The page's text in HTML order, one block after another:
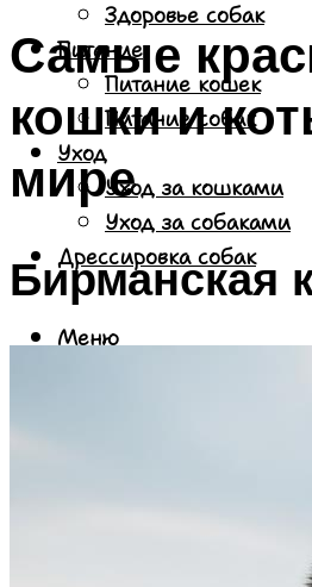
Здоровье собак
Питание
Питание кошек
Питание собак
Уход
Уход за кошками
Уход за собаками
Дрессировка собак
Меню
Самые
кошки и
мире
Бирманская